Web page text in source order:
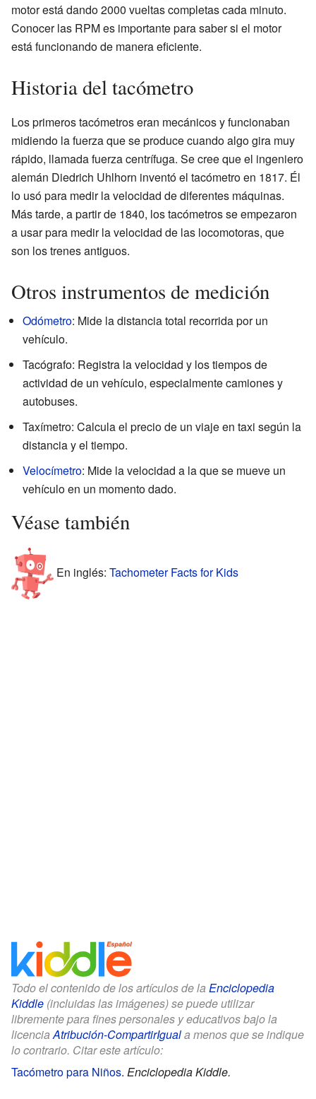
motor está dando 2000 vueltas completas cada minuto.
Conocer las RPM es importante para saber si el motor
está funcionando de manera eficiente.
Historia del tacómetro
Los primeros tacómetros eran mecánicos y funcionaban
midiendo la fuerza que se produce cuando algo gira muy
rápido, llamada fuerza centrífuga. Se cree que el ingeniero
alemán Diedrich Uhlhorn inventó el tacómetro en 1817. Él
lo usó para medir la velocidad de diferentes máquinas.
Más tarde, a partir de 1840, los tacómetros se empezaron
a usar para medir la velocidad de las locomotoras, que
son los trenes antiguos.
Otros instrumentos de medición
Odómetro: Mide la distancia total recorrida por un
vehículo.
Tacógrafo: Registra la velocidad y los tiempos de
actividad de un vehículo, especialmente camiones y
autobuses.
Taxímetro: Calcula el precio de un viaje en taxi según la
distancia y el tiempo.
Velocímetro: Mide la velocidad a la que se mueve un
vehículo en un momento dado.
Véase también
En inglés: Tachometer Facts for Kids
Todo el contenido de los artículos de la Enciclopedia
Kiddle (incluidas las imágenes) se puede utilizar
libremente para fines personales y educativos bajo la
licencia Atribución-CompartirIguala menos que se indique
lo contrario. Citar este artículo:
Tacómetro para Niños. Enciclopedia Kiddle.